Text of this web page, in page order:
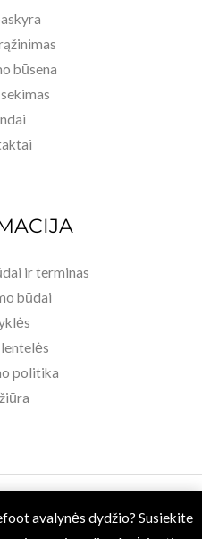
avalynės dydžio? Susiekite
būsena
ir terminas
būdai
politika